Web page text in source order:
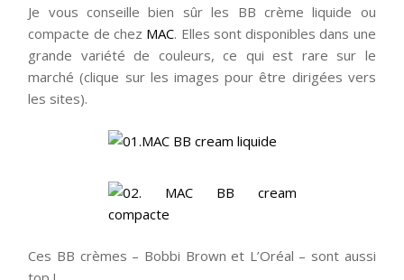
Je vous conseille bien sûr les BB crème liquide ou
compacte de chez MAC. Elles sont disponibles dans une
grande variété de couleurs, ce qui est rare sur le
marché (clique sur les images pour être dirigées vers
les sites).
Ces BB crèmes – Bobbi Brown et L’Oréal – sont aussi